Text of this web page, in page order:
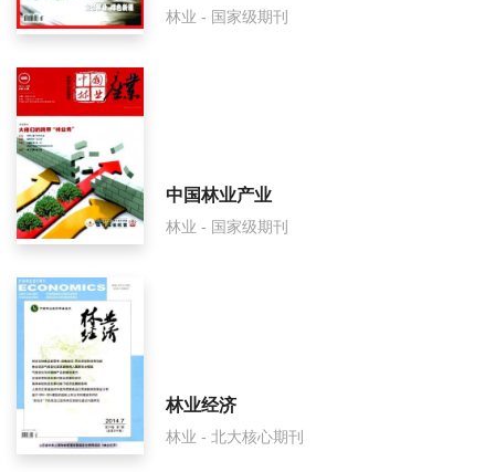
中国林业产业是什么级别刊物？
中国林业产业审稿要多久？
中国林业产业是国家级期刊吗？
林业 - 国家级期刊
中国林业产业
林业 - 国家级期刊
林业经济
林业 - 北大核心期刊